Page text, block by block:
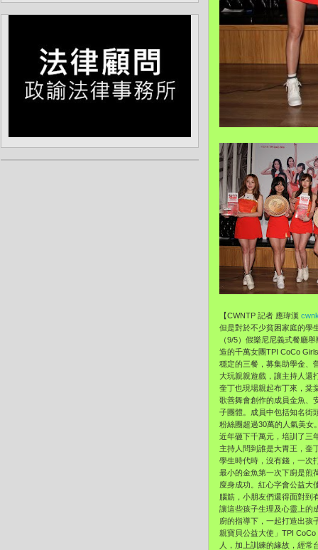
【CWNTP 記者 應瑋漢
但是對於不少貧困家庭的學
（9/5）假樂尼尼義式餐廳
造的千萬女團TPI CoCo
穩定的三餐，募集助學金、
大玩親親遊戲，讓主持人還
奎丁也現場親起布丁來，棠
歌善舞會創作的成員金魚、
子團體。成員中包括知名街
粉絲團超過30萬的人氣美女
近年砸下千萬元，培訓了三
主持人問到誰是大胃王，奎
學生時代時，沒有錢，一次
最小的金魚第一次下廚是煎
廋身成功。紅心字會公益大
腦筋，小朋友們還得面對到
讓這些孩子生理及心靈上的
廚的指導下，一起打造出孩
親寶貝公益大使」TPI
人，加上訓練的緣故，經